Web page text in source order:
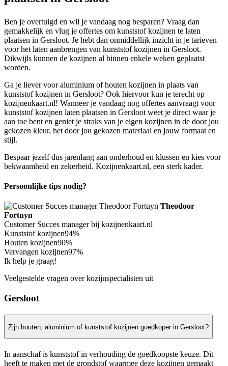
Ben je overtuigd en wil je vandaag nog besparen? Vraag dan
gemakkelijk en vlug je offertes om kunststof kozijnen te laten
plaatsen in Gersloot. Je hebt dan onmiddellijk inzicht in je tarieven
voor het laten aanbrengen van kunststof kozijnen in Gersloot.
Dikwijls kunnen de kozijnen al binnen enkele weken geplaatst
worden.
Ga je liever voor aluminium of houten kozijnen in plaats van
kunststof kozijnen in Gersloot? Ook hiervoor kun je terecht op
kozijnenkaart.nl! Wanneer je vandaag nog offertes aanvraagt voor
kunststof kozijnen laten plaatsen in Gersloot weet je direct waar je
aan toe bent en geniet je straks van je eigen kozijnen in de door jou
gekozen kleur, het door jou gekozen materiaal en jouw formaat en
stijl.
Bespaar jezelf dus jarenlang aan onderhoud en klussen en kies voor
bekwaamheid en zekerheid. Kozijnenkaart.nl, een sterk kader.
Persoonlijke tips nodig?
Theodoor
Fortuyn
Customer Succes manager bij kozijnenkaart.nl
Kunststof kozijnen94%
Houten kozijnen90%
Vervangen kozijnen97%
Ik help je graag!
Veelgestelde vragen over kozijnspecialisten uit
Gersloot
Zijn houten, aluminium of kunststof kozijnen goedkoper in Gersloot?
In aanschaf is kunststof in verhouding de goedkoopste keuze. Dit
heeft te maken met de grondstof waarmee deze kozijnen gemaakt